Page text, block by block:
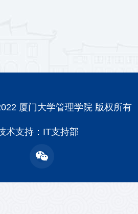
厦门大学管理学院 版权所有
术支持：IT支持部